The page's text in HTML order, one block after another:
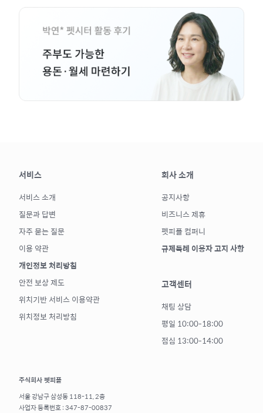
서비스
서비스 소개
질문과 답변
자주 묻는 질문
이용 약관
개인정보 처리방침
안전 보상 제도
위치기반 서비스 이용약관
위치정보 처리방침
회사 소개
공지사항
비즈니스 제휴
펫피플 컴퍼니
규제특례 이용자 고지 사항
고객센터
채팅 상담
평일 10:00-18:00
점심 13:00-14:00
주식회사 펫피플
서울 강남구 삼성동 118-11, 2층
사업자 등록번호 : 347-87-00837